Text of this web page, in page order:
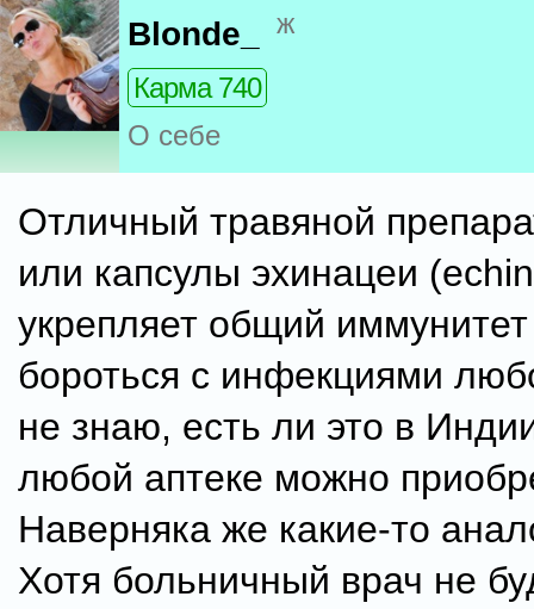
Blonde_ ж
Карма 740
О себе
Отличный травяной
или капсулы эхинацеи
укрепляет общий
бороться с инфекциями
не знаю, есть ли это в
любой аптеке можно
Наверняка же какие-то
Хотя больничный врач не